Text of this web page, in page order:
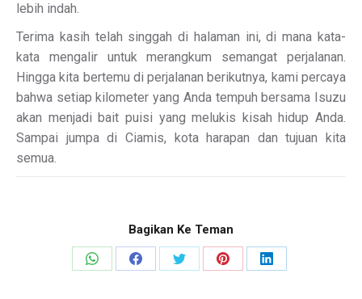
lebih indah.
Terima kasih telah singgah di halaman ini, di mana kata-
kata mengalir untuk merangkum semangat perjalanan.
Hingga kita bertemu di perjalanan berikutnya, kami percaya
bahwa setiap kilometer yang Anda tempuh bersama Isuzu
akan menjadi bait puisi yang melukis kisah hidup Anda.
Sampai jumpa di Ciamis, kota harapan dan tujuan kita
semua.
Bagikan Ke Teman
Share
Share
Share
Share
Share